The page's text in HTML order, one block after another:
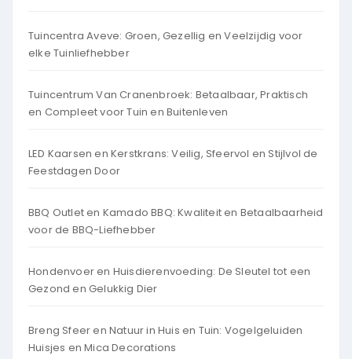
Tuincentra Aveve: Groen, Gezellig en Veelzijdig voor
elke Tuinliefhebber
Tuincentrum Van Cranenbroek: Betaalbaar, Praktisch
en Compleet voor Tuin en Buitenleven
LED Kaarsen en Kerstkrans: Veilig, Sfeervol en Stijlvol de
Feestdagen Door
BBQ Outlet en Kamado BBQ: Kwaliteit en Betaalbaarheid
voor de BBQ-Liefhebber
Hondenvoer en Huisdierenvoeding: De Sleutel tot een
Gezond en Gelukkig Dier
Breng Sfeer en Natuur in Huis en Tuin: Vogelgeluiden
Huisjes en Mica Decorations